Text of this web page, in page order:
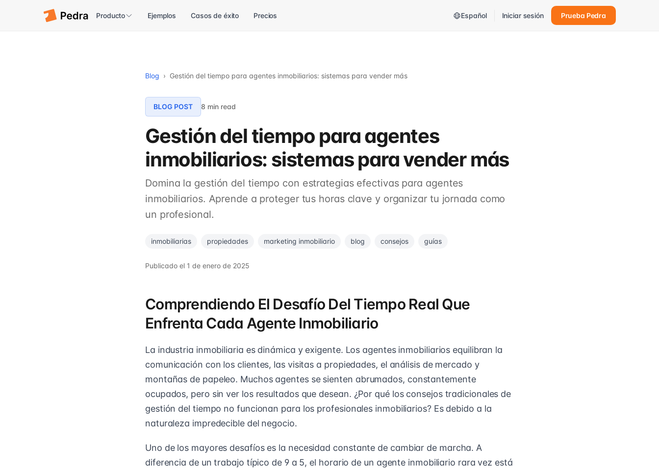
Producto Ejemplos Casos de éxito Precios Español Iniciar sesión Prueba Pedra
Blog › Gestión del tiempo para agentes inmobiliarios: sistemas para vender más
BLOG POST 8 min read
Gestión del tiempo para agentes
inmobiliarios: sistemas para vender más
Domina la gestión del tiempo con estrategias efectivas para agentes
inmobiliarios. Aprende a proteger tus horas clave y organizar tu jornada como
un profesional.
inmobiliarias propiedades marketing inmobiliario blog consejos guías
Publicado el 1 de enero de 2025
Comprendiendo El Desafío Del Tiempo Real Que
Enfrenta Cada Agente Inmobiliario
La industria inmobiliaria es dinámica y exigente. Los agentes inmobiliarios equilibran la
comunicación con los clientes, las visitas a propiedades, el análisis de mercado y
montañas de papeleo. Muchos agentes se sienten abrumados, constantemente
ocupados, pero sin ver los resultados que desean. ¿Por qué los consejos tradicionales de
gestión del tiempo no funcionan para los profesionales inmobiliarios? Es debido a la
naturaleza impredecible del negocio.
Uno de los mayores desafíos es la necesidad constante de cambiar de marcha. A
diferencia de un trabajo típico de 9 a 5, el horario de un agente inmobiliario rara vez está